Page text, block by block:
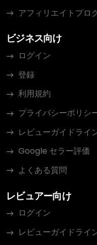
アフィリエイトプロ
ビジネス向け
ログイン
登録
利用規約
プライバシーポリシ
レビューガイドライ
Google セラー評価
よくある質問
レビュアー向け
ログイン
レビューガイドライ